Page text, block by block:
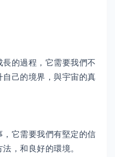
的過程，它需要我們不
己的境界，與宇宙的真
它需要我們有堅定的信
，和良好的環境。